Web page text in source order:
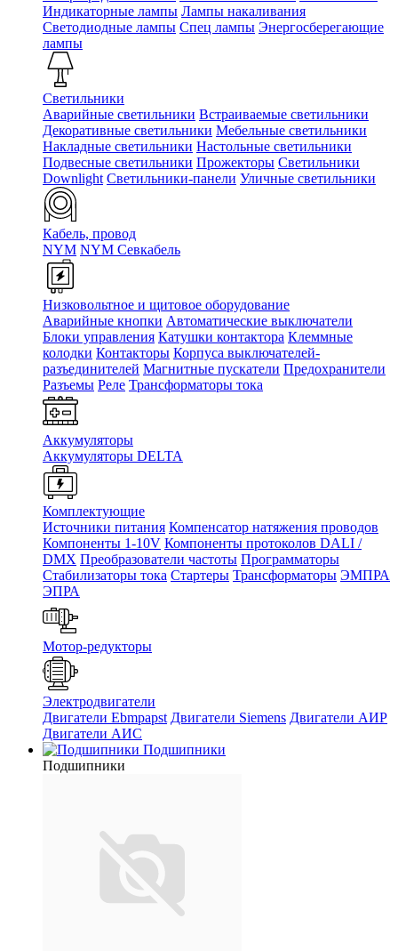
Индикаторные лампы Лампы накаливания
Светодиодные лампы Спец лампы Энергосберегающие
лампы
Светильники
Аварийные светильники Встраиваемые светильники
Декоративные светильники Мебельные светильники
Накладные светильники Настольные светильники
Подвесные светильники Прожекторы Светильники
Downlight Светильники-панели Уличные светильники
Кабель, провод
NYM NYM Севкабель
Низковольтное и щитовое оборудование
Аварийные кнопки Автоматические выключатели
Блоки управления Катушки контактора Клеммные
колодки Контакторы Корпуса выключателей-
разъединителей Магнитные пускатели Предохранители
Разъемы Реле Трансформаторы тока
Аккумуляторы
Аккумуляторы DELTA
Комплектующие
Источники питания Компенсатор натяжения проводов
Компоненты 1-10V Компоненты протоколов DALI /
DMX Преобразователи частоты Программаторы
Стабилизаторы тока Стартеры Трансформаторы ЭМПРА
ЭПРА
Мотор-редукторы
Электродвигатели
Двигатели Ebmpapst Двигатели Siemens Двигатели АИР
Двигатели АИС
Подшипники
Подшипники